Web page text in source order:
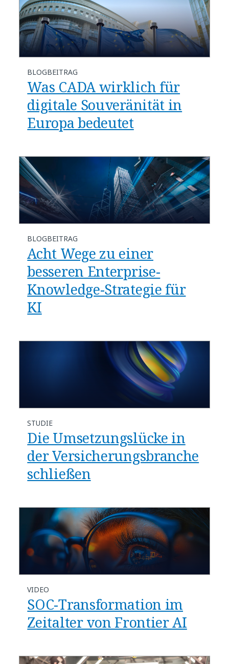
BLOGBEITRAG
Was CADA wirklich für
digitale Souveränität in
Europa bedeutet
BLOGBEITRAG
Acht Wege zu einer
besseren Enterprise-
Knowledge-Strategie für
KI
STUDIE
Die Umsetzungslücke in
der Versicherungsbranche
schließen
VIDEO
SOC-Transformation im
Zeitalter von Frontier AI